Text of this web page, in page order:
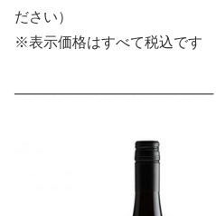
ださい）
※表示価格はすべて税込です
────────────────────